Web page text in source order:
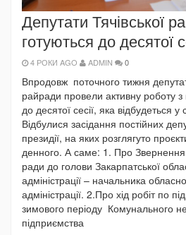
Депутати Тячівської
готуються до десятої
4 РОКИ AGO ADMIN 0
Впродовж поточного тижня
райради провели активну роботу з
до десятої сесії, яка відбудеться
Відбулися засідання постійних
президії, на яких розглягуто
денного. А саме: 1. Про Звернення
ради до голови Закарпатської
адміністрації – начальника
адміністрації. 2.Про хід робіт по
зимового періоду Комунального
підприємства